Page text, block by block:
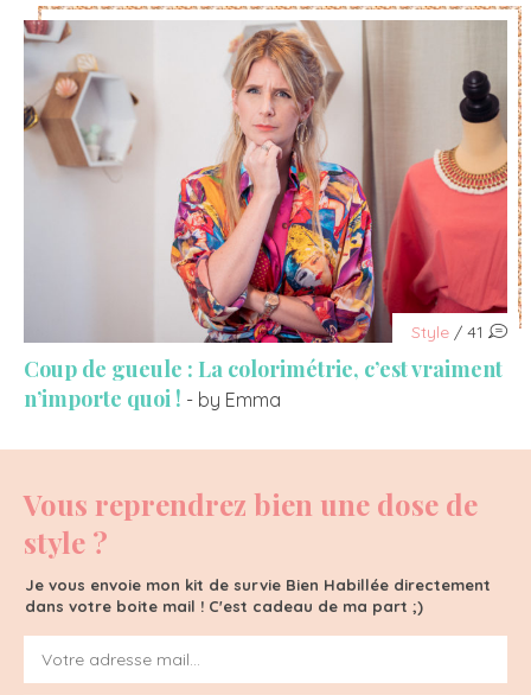
Style / 41
Coup de gueule : La colorimétrie, c’est vraiment
n’importe quoi ! - by Emma
Vous reprendrez bien une dose de
style ?
Je vous envoie mon kit de survie Bien Habillée directement
dans votre boite mail ! C'est cadeau de ma part ;)